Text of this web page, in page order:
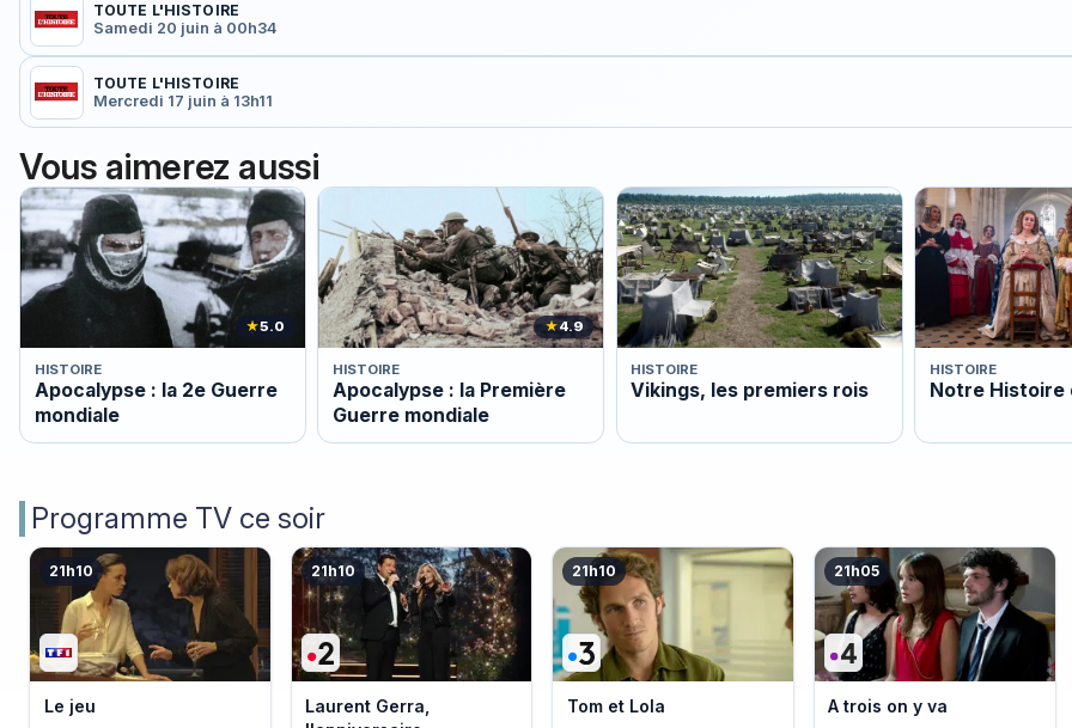
TOUTE L'HISTOIRE
Samedi 20 juin à 00h34
TOUTE L'HISTOIRE
Mercredi 17 juin à 13h11
Vous aimerez aussi
★5.0
HISTOIRE
Apocalypse : la 2e Guerre
mondiale
★4.9
HISTOIRE
Apocalypse : la Première
Guerre mondiale
HISTOIRE
Vikings, les premiers rois
HISTOIRE
Notre Histoire
Programme TV ce soir
21h10
Le jeu
21h10
Laurent Gerra,
21h10
Tom et Lola
21h05
A trois on y va